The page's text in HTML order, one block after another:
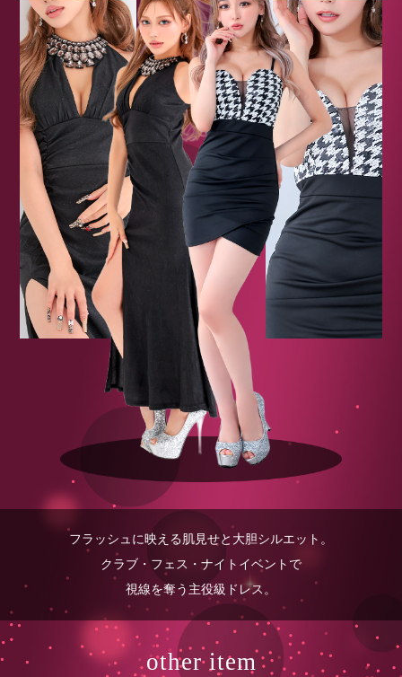
フラッシュに映える肌見せと大胆シルエット。
クラブ・フェス・ナイトイベントで
視線を奪う主役級ドレス。
other item